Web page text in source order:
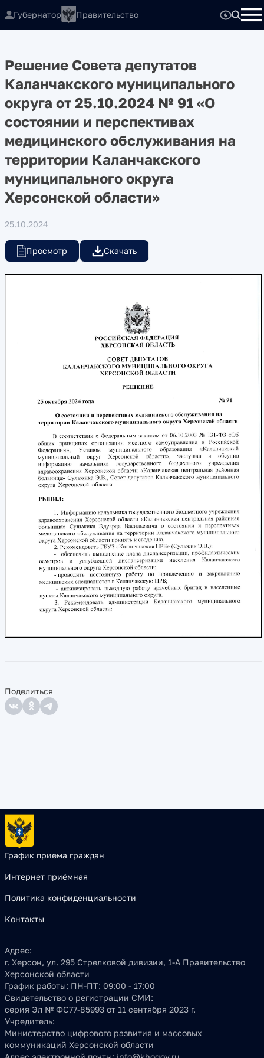
Губернатор Правительство
Решение Совета депутатов
Каланчакского муниципального
округа от 25.10.2024 № 91 «О
состоянии и перспективах
медицинского обслуживания на
территории Каланчакского
муниципального округа
Херсонской области»
25.10.2024
Просмотр Скачать
Поделиться
График приема граждан
Интернет приёмная
Политика конфиденциальности
Контакты
Адрес:
г. Херсон, ул. 295 Стрелковой дивизии, 1-А Правительство
Херсонской области
График работы: ПН-ПТ: 09:00 - 17:00
Свидетельство о регистрации СМИ:
серия Эл № ФС77-85993 от 11 сентября 2023 г.
Учредитель:
Министерство цифрового развития и массовых
коммуникаций Херсонской области